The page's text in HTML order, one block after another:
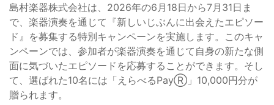
島村楽器株式会社は、2026年の6月18日から7月31日ま
で、楽器演奏を通じて『新しいじぶんに出会えたエピソー
ド』を募集する特別キャンペーンを実施します。このキャ
ンペーンでは、参加者が楽器演奏を通じて自身の新たな側
面に気づいたエピソードを応募することができます。そし
て、選ばれた10名には「えらべるPayⓇ」10,000円分が
贈られます。